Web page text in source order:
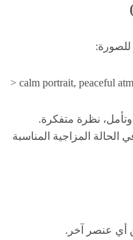
> calm portrait, peaceful
وتأمل، نظرة متفكرة.
المزاجية المناسبة
أي عنصر آخر.